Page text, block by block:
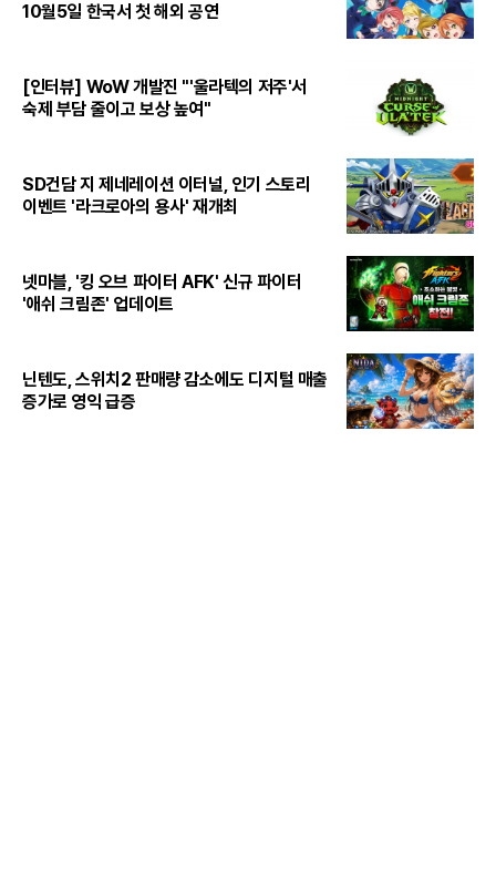
10월5일 한국서 첫 해외 공연
[인터뷰] WoW 개발진 "'울라텍의 저주'서
숙제 부담 줄이고 보상 높여"
SD건담 지 제네레이션 이터널, 인기 스토리
이벤트 '라크로아의 용사' 재개최
넷마블, '킹 오브 파이터 AFK' 신규 파이터
'애쉬 크림존' 업데이트
닌텐도, 스위치2 판매량 감소에도 디지털 매출
증가로 영익 급증